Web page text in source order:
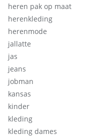
heren pak op maat
herenkleding
herenmode
jallatte
jas
jeans
jobman
kansas
kinder
kleding
kleding dames